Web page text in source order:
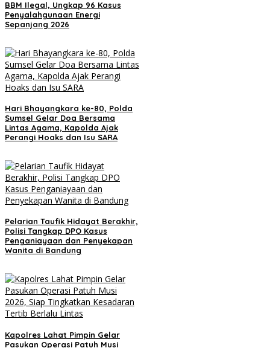
BBM Ilegal, Ungkap 96 Kasus
Penyalahgunaan Energi
Sepanjang 2026
Hari Bhayangkara ke-80, Polda
Sumsel Gelar Doa Bersama
Lintas Agama, Kapolda Ajak
Perangi Hoaks dan Isu SARA
Pelarian Taufik Hidayat Berakhir,
Polisi Tangkap DPO Kasus
Penganiayaan dan Penyekapan
Wanita di Bandung
Kapolres Lahat Pimpin Gelar
Pasukan Operasi Patuh Musi